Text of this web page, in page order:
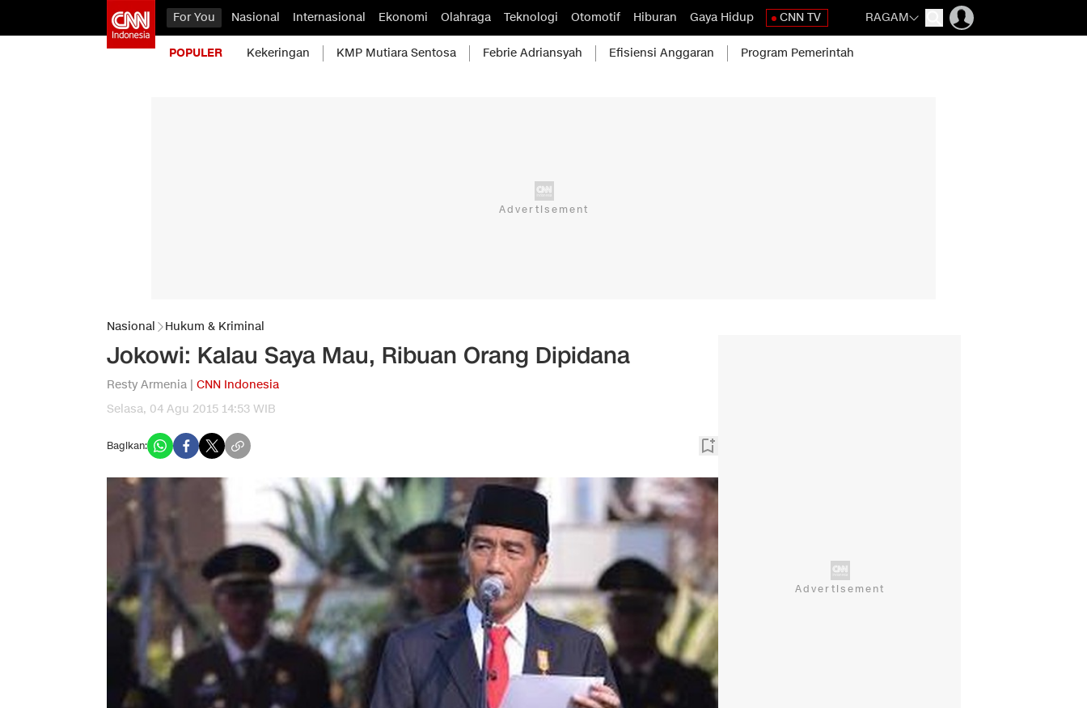
For You Nasional Internasional Ekonomi Olahraga Teknologi Otomotif Hiburan Gaya Hidup CNN TV RAGAM
POPULER Kekeringan KMP Mutiara Sentosa Febrie Adriansyah Efisiensi Anggaran Program Pemerintah
Nasional Hukum & Kriminal
Jokowi: Kalau Saya Mau, Ribuan Orang Dipidana
Resty Armenia | CNN Indonesia
Selasa, 04 Agu 2015 14:53 WIB
Bagikan: